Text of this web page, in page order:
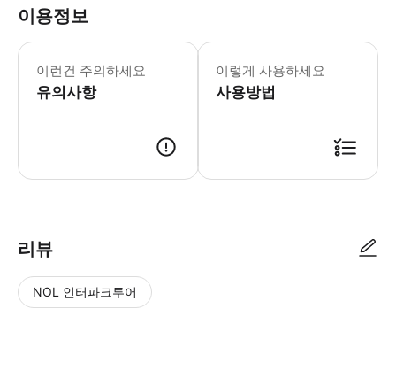
이용정보
이런건 주의하세요
유의사항
- 이 체험을 위해서는 반드시 자가용/
이렇게 사용하세요
사용방법
리뷰
NOL 인터파크투어